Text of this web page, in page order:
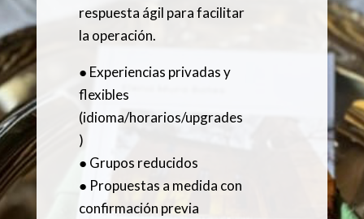
respuesta ágil para facilitar
la operación.
● Experiencias privadas y
flexibles
(idioma/horarios/upgrades
)
● Grupos reducidos
● Propuestas a medida con
confirmación previa